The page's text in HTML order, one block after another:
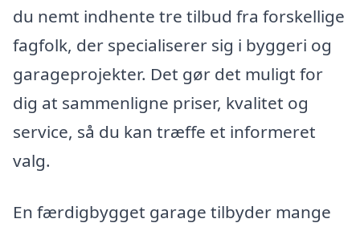
du nemt indhente tre tilbud fra forskellige
fagfolk, der specialiserer sig i byggeri og
garageprojekter. Det gør det muligt for
dig at sammenligne priser, kvalitet og
service, så du kan træffe et informeret
valg.
En færdigbygget garage tilbyder mange